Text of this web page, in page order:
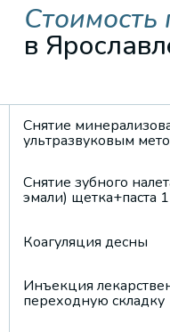
Стоимость
в
Снятие
ультразвуковым
Снятие зубного
эмали) щетка+паста
Коагуляция десны
Инъекция
переходную складку